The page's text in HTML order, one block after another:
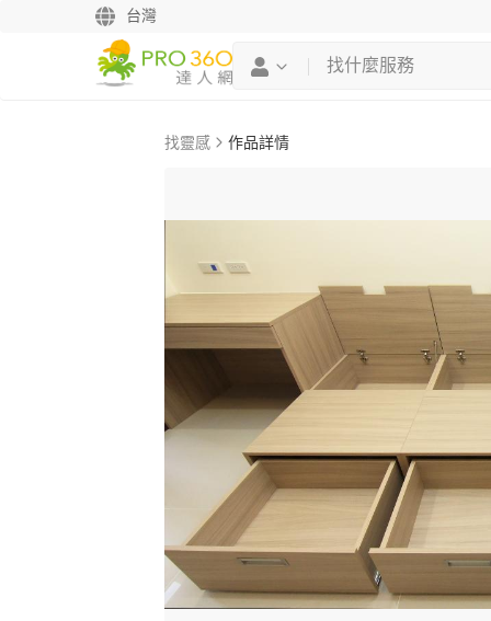
台灣
找靈感 作品詳情